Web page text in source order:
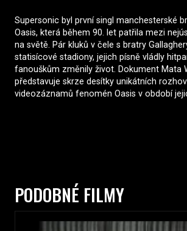
Supersonic byl první singl manchesterské
Oasis, která během 90. let patřila mezi
na světě. Pár kluků v čele s bratry
statisícové stadiony, jejich písně vládly
fanouškům změnily život. Dokument Mata
představuje skrze desítky unikátních
videozáznamů fenomén Oasis v období
PODOBNÉ FILMY